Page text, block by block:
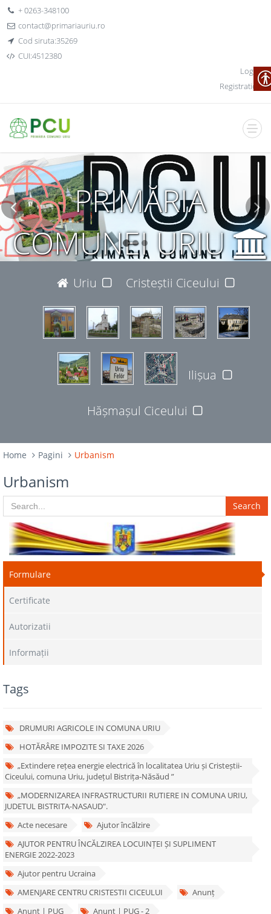
+ 0263-348100
contact@primariauriu.ro
Cod siruta:35269
CUI:4512380
Log In
Registration
PRIMĂRIA
COMUNEI URIU
JUDEȚUL BISTRIȚA-NĂSĂUD 427365
Uriu Cristeștii Ciceului
Ilișua
Hășmașul Ciceului
Home Pagini Urbanism
Urbanism
Search
Formulare
Certificate
Autorizatii
Informații
Tags
DRUMURI AGRICOLE IN COMUNA URIU
HOTĂRÂRE IMPOZITE SI TAXE 2026
„Extindere rețea energie electrică în localitatea Uriu și Cristeștii-
Ciceului, comuna Uriu, județul Bistrița-Năsăud ”
„MODERNIZAREA INFRASTRUCTURII RUTIERE IN COMUNA URIU,
JUDETUL BISTRITA-NASAUD".
Acte necesare
Ajutor încălzire
AJUTOR PENTRU ÎNCĂLZIREA LOCUINȚEI ȘI SUPLIMENT
ENERGIE 2022-2023
Ajutor pentru Ucraina
AMENJARE CENTRU CRISTESTII CICEULUI
Anunț
Anunț | PUG
Anunț | PUG - 2